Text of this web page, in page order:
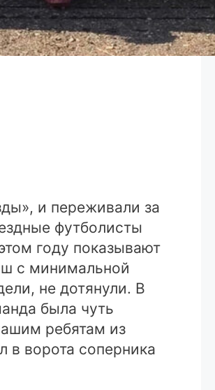
и переживали за
футболисты
году показывают
с минимальной
не дотянули. В
была чуть
ребятам из
в ворота соперника